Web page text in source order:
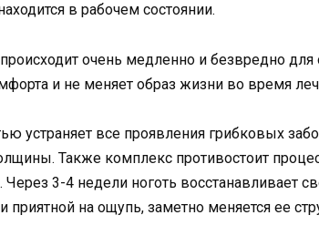
в рабочем состоянии.
очень медленно и безвредно
и не меняет образ жизни во время
устраняет все проявления грибковых
Также комплекс противостоит
Через 3-4 недели ноготь восстанавливает
приятной на ощупь, заметно меняется ее